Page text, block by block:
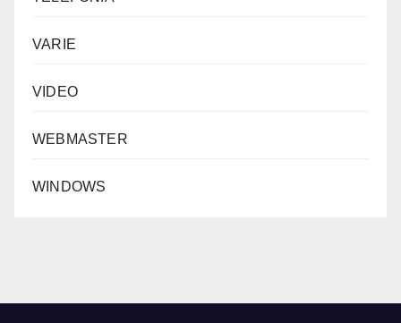
VARIE
VIDEO
WEBMASTER
WINDOWS